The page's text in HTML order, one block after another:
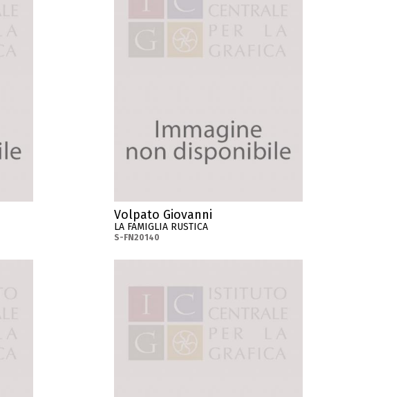
Volpato Giovanni
LA FAMIGLIA RUSTICA
S-FN20140